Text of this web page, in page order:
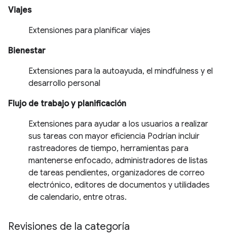
Viajes
Extensiones para planificar viajes
Bienestar
Extensiones para la autoayuda, el mindfulness y el
desarrollo personal
Flujo de trabajo y planificación
Extensiones para ayudar a los usuarios a realizar
sus tareas con mayor eficiencia Podrían incluir
rastreadores de tiempo, herramientas para
mantenerse enfocado, administradores de listas
de tareas pendientes, organizadores de correo
electrónico, editores de documentos y utilidades
de calendario, entre otras.
Revisiones de la categoría